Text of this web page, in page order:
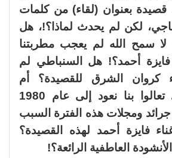
قصيدة بعنوان (لقاء) من كلمات
ناجي، لكن لم يحدث لماذا؟!، هل
سمح الله لم يعجب مطربتنا
أحمد؟! هل السنباطي لم
الشرق للقصيدة؟ أم
لأسباب أخرى؟.. تعالوا بنا نعود إلى عام 1980
ومجلات هذه الفترة السبب
فايزة أحمد لهذه القصيدة؟
العاطفية الرائعة؟!